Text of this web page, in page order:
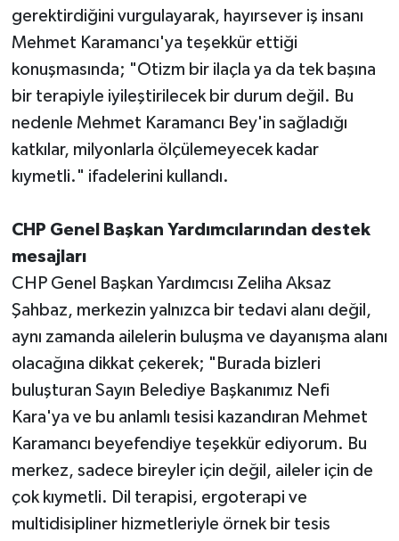
gerektirdiğini vurgulayarak, hayırsever iş insanı
Mehmet Karamancı'ya teşekkür ettiği
konuşmasında; "Otizm bir ilaçla ya da tek başına
bir terapiyle iyileştirilecek bir durum değil. Bu
nedenle Mehmet Karamancı Bey'in sağladığı
katkılar, milyonlarla ölçülemeyecek kadar
kıymetli." ifadelerini kullandı.
CHP Genel Başkan Yardımcılarından destek
mesajları
CHP Genel Başkan Yardımcısı Zeliha Aksaz
Şahbaz, merkezin yalnızca bir tedavi alanı değil,
aynı zamanda ailelerin buluşma ve dayanışma alanı
olacağına dikkat çekerek; "Burada bizleri
buluşturan Sayın Belediye Başkanımız Nefi
Kara'ya ve bu anlamlı tesisi kazandıran Mehmet
Karamancı beyefendiye teşekkür ediyorum. Bu
merkez, sadece bireyler için değil, aileler için de
çok kıymetli. Dil terapisi, ergoterapi ve
multidisipliner hizmetleriyle örnek bir tesis